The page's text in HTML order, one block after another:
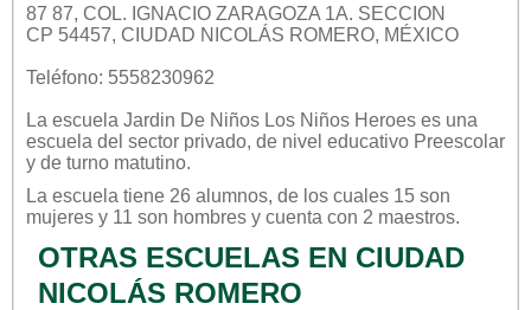
87 87, COL. IGNACIO ZARAGOZA 1A. SECCION
CP 54457, CIUDAD NICOLÁS ROMERO, MÉXICO
Teléfono: 5558230962
La escuela Jardin De Niños Los Niños Heroes es una
escuela del sector privado, de nivel educativo Preescolar
y de turno matutino.
La escuela tiene 26 alumnos, de los cuales 15 son
mujeres y 11 son hombres y cuenta con 2 maestros.
OTRAS ESCUELAS EN CIUDAD
NICOLÁS ROMERO